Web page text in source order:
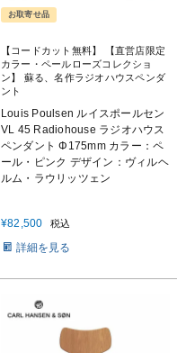
お取寄せ品
【コードカット無料】 【直営店限定
カラー・ペールローズコレクショ
ン】 蘇る、名作ラジオハウスペンダ
ント
Louis Poulsen ルイスポールセン
VL 45 Radiohouse ラジオハウス
ペンダント Φ175mm カラー：ペ
ール・ピンク デザイン：ヴィルヘ
ルム・ラウリッツェン
¥82,500 税込
詳細を見る